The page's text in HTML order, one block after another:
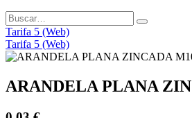
Tarifa 5 (Web)
Tarifa 5 (Web)
ARANDELA PLANA